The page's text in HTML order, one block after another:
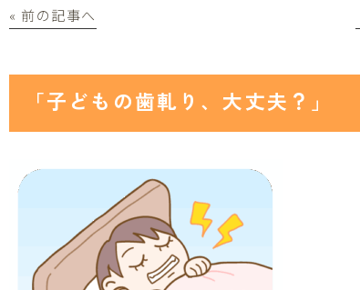
« 前の記事へ
「子どもの歯軋り、大丈夫？」